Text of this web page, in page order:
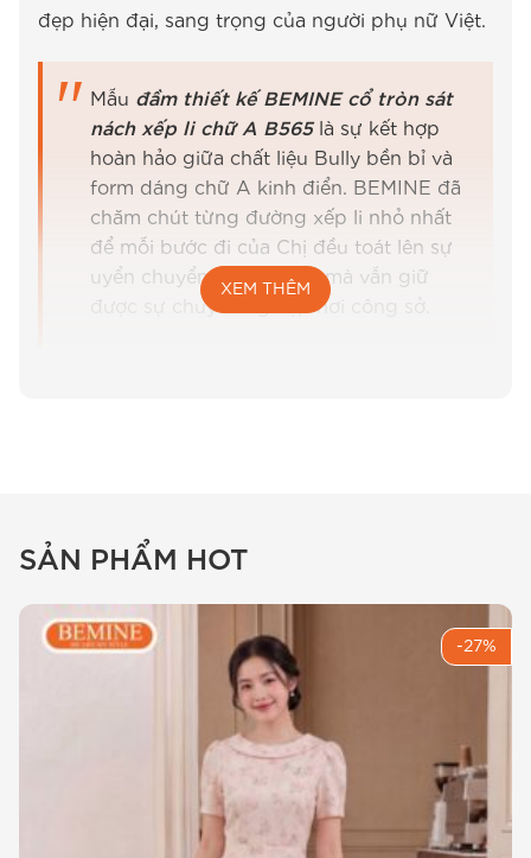
đẹp hiện đại, sang trọng của người phụ nữ Việt.
Mẫu đầm thiết kế BEMINE cổ tròn sát
nách xếp li chữ A B565là sự kết hợp
hoàn hảo giữa chất liệu Bully bền bỉ và
form dáng chữ A kinh điển. BEMINE đã
chăm chút từng đường xếp li nhỏ nhất
để mỗi bước đi của Chị đều toát lên sự
uyển chuyển, nhẹ nhàng mà vẫn giữ
được sự chuyên nghiệp nơi công sở.
Chào Chị, là một người làm nghề lâu năm tại
BEMINE, em hiểu rằng việc chọn một bộ trang
phục vừa thoải mái để ngồi làm việc 8 tiếng, vừa
đủ sang trọng để đi gặp đối tác là một bài toán
khó. Chính vì vậy, mẫu đầm thiết kế BEMINE cổ
tròn sát nách xếp li chữ A B565
Điểm đặc biệt mà em tâm đắc nhất ở mẫu B565
chính là phần xếp li ở thân dưới. Thay vì xếp li
XEM THÊM
SẢN PHẨM HOT
-27%